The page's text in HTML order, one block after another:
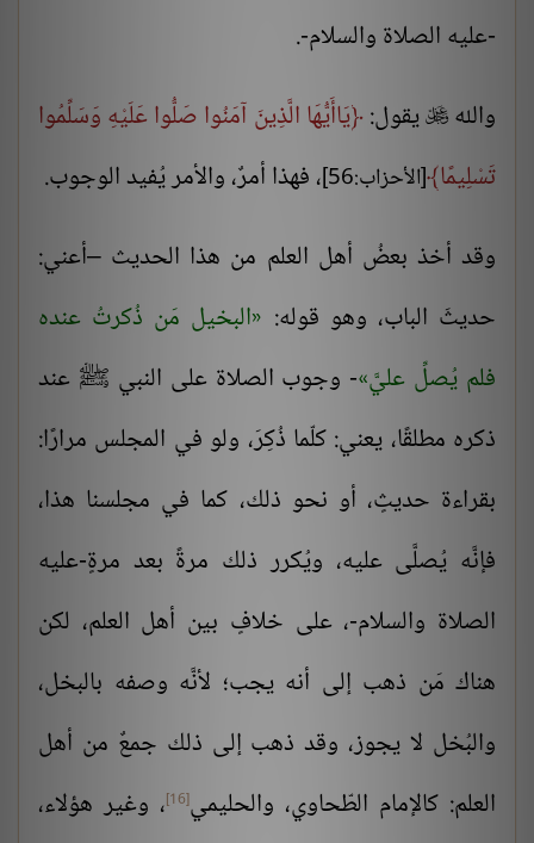
-عليه الصلاة والسلام-.
والله يقول: يَاأَيُّهَا الَّذِينَ آمَنُوا صَلُّوا عَلَيْهِ وَسَلِّمُوا
تَسْلِيمًا [الأحزاب:56]
، فهذا أمرٌ، والأمر يُفيد الوجوب.
وقد أخذ بعضُ أهل العلم من هذا الحديث –أعني:
حديثَ الباب، وهو قوله: البخيل مَن ذُكرتُ عنده
فلم يُصلِّ عليَّ - وجوب الصلاة على النبي ﷺ عند
ذكره مطلقًا، يعني: كلّما ذُكِرَ، ولو في المجلس مرارًا:
بقراءة حديثٍ، أو نحو ذلك، كما في مجلسنا هذا،
فإنَّه يُصلَّى عليه، ويُكرر ذلك مرةً بعد مرةٍ-عليه
الصلاة والسلام-، على خلافٍ بين أهل العلم، لكن
هناك مَن ذهب إلى أنه يجب؛ لأنَّه وصفه بالبخل،
والبُخل لا يجوز، وقد ذهب إلى ذلك جمعٌ من أهل
العلم: كالإمام الطّحاوي، والحليمي[16]
، وغير هؤلاء،